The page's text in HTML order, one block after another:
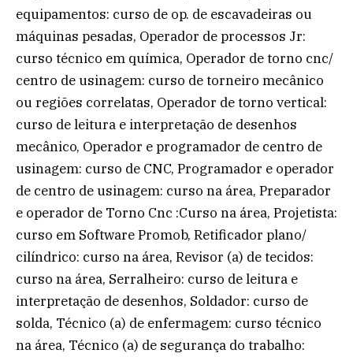
equipamentos: curso de op. de escavadeiras ou
máquinas pesadas, Operador de processos Jr:
curso técnico em química, Operador de torno cnc/
centro de usinagem: curso de torneiro mecânico
ou regiões correlatas, Operador de torno vertical:
curso de leitura e interpretação de desenhos
mecânico, Operador e programador de centro de
usinagem: curso de CNC, Programador e operador
de centro de usinagem: curso na área, Preparador
e operador de Torno Cnc :Curso na área, Projetista:
curso em Software Promob, Retificador plano/
cilíndrico: curso na área, Revisor (a) de tecidos:
curso na área, Serralheiro: curso de leitura e
interpretação de desenhos, Soldador: curso de
solda, Técnico (a) de enfermagem: curso técnico
na área, Técnico (a) de segurança do trabalho: